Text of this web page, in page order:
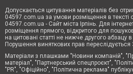
Допускається цитування матеріалів без
04597.com.ua за умови розміщення в тексті
04597.com.ua - Сайт міста Ірпінь. Для
розміщення прямого, відкритого для
на цитовані статті не нижче другого абзацу
Порушення виняткових прав
Матеріали з плашками "Новини компаній",
матеріал", "Партнерський спецпроєкт",
"PR", "Офіційно", "Політична реклама"